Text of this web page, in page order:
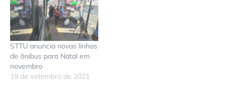
STTU anuncia novas linhas
de ônibus para Natal em
novembro
19 de setembro de 2021